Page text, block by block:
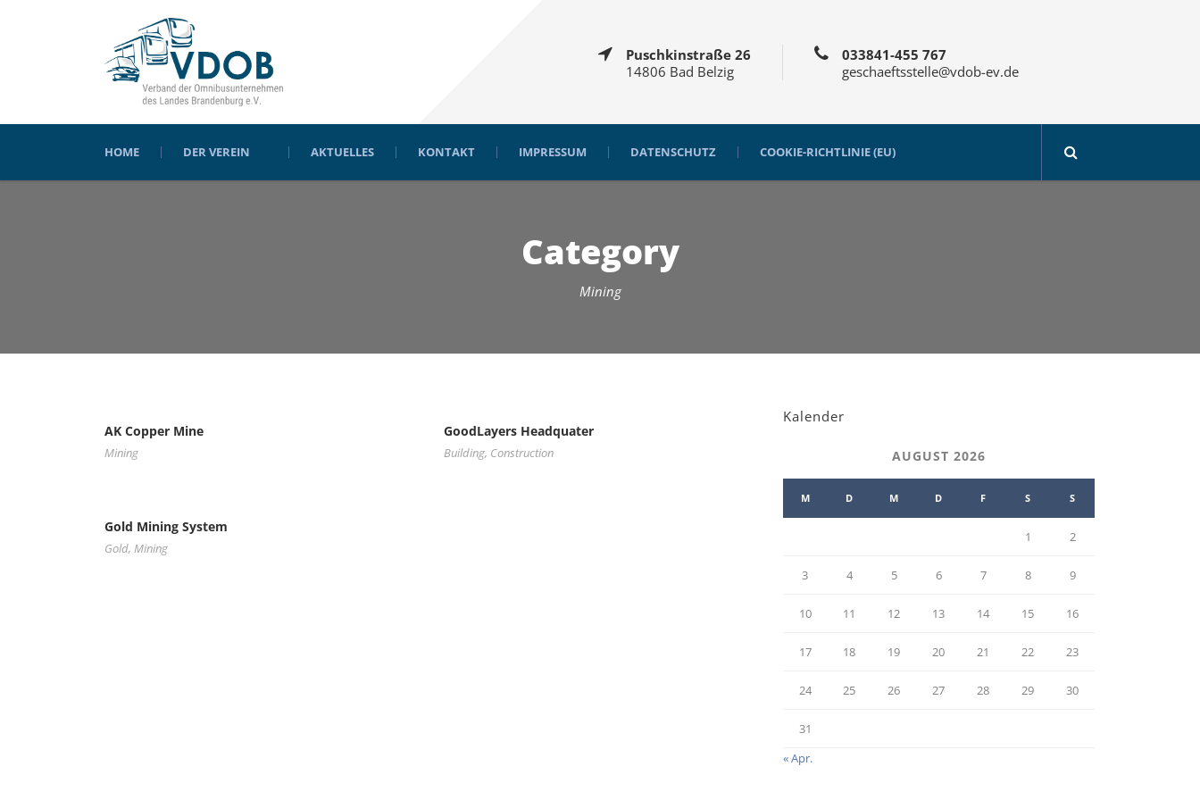
Puschkinstraße 26
14806 Bad Belzig
033841-455 767
geschaeftsstelle@vdob-ev.de
HOME DER VEREIN AKTUELLES KONTAKT IMPRESSUM DATENSCHUTZ COOKIE-RICHTLINIE (EU)
Category
Mining
AK Copper Mine
Mining
GoodLayers Headquater
Building, Construction
Gold Mining System
Gold, Mining
Kalender
AUGUST 2026
M D M D F S S
1 2
3 4 5 6 7 8 9
10 11 12 13 14 15 16
17 18 19 20 21 22 23
24 25 26 27 28 29 30
31
« Apr.